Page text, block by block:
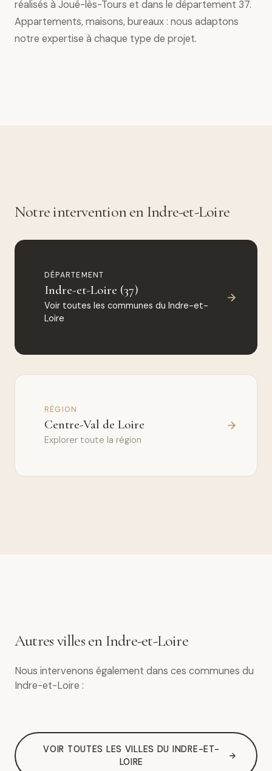
réalisés à Joué-lès-Tours et dans le département 37.
Appartements, maisons, bureaux : nous adaptons
notre expertise à chaque type de projet.
Notre intervention en Indre-et-Loire
DÉPARTEMENT
Indre-et-Loire (37)
Voir toutes les communes du Indre-et-
Loire
RÉGION
Centre-Val de Loire
Explorer toute la région
Autres villes en Indre-et-Loire
Nous intervenons également dans ces communes du
Indre-et-Loire :
VOIR TOUTES LES VILLES DU INDRE-ET-
LOIRE